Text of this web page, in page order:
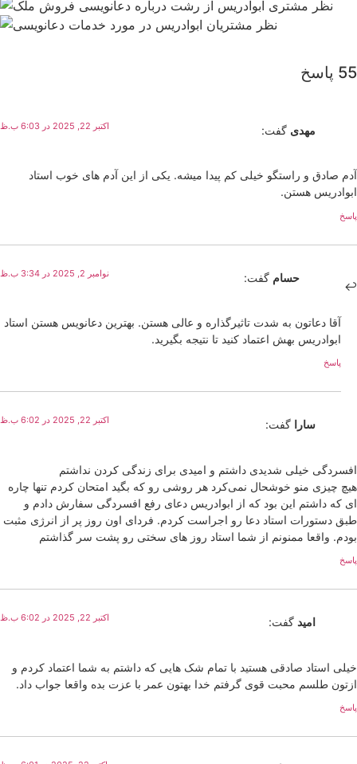
55 پاسخ
مهدی گفت: اکتبر 22, 2025 در 6:03 ب.ظ
آدم صادق و راستگو خیلی کم پیدا میشه. یکی از این آدم های خوب استاد
ابوادریس هستن.
پاسخ
حسام گفت: نوامبر 2, 2025 در 3:34 ب.ظ
آقا دعاتون به شدت تاثیرگذاره و عالی هستن. بهترین دعانویس هستن استاد
ابوادریس بهش اعتماد کنید تا نتیجه بگیرید.
پاسخ
سارا گفت: اکتبر 22, 2025 در 6:02 ب.ظ
افسردگی خیلی شدیدی داشتم و امیدی برای زندگی کردن نداشتم
هیچ چیزی منو خوشحال نمی‌کرد هر روشی رو که بگید امتحان کردم تنها چاره
ای که داشتم این بود که از ابوادریس دعای رفع افسردگی سفارش دادم و
طبق دستورات استاد دعا رو اجراست کردم. فردای اون روز پر از انرژی مثبت
بودم. واقعا ممنونم از شما استاد روز های سختی رو پشت سر گذاشتم
پاسخ
امید گفت: اکتبر 22, 2025 در 6:02 ب.ظ
خیلی استاد صادقی هستید با تمام شک هایی که داشتم به شما اعتماد کردم و
ازتون طلسم محبت قوی گرفتم خدا بهتون عمر با عزت بده واقعا جواب داد.
پاسخ